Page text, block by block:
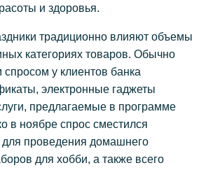
и здоровья.
традиционно влияют объемы
категориях товаров. Обычно
у клиентов банка
электронные гаджеты
предлагаемые в программе
в ноябре спрос сместился
для проведения домашнего
для хобби, а также всего